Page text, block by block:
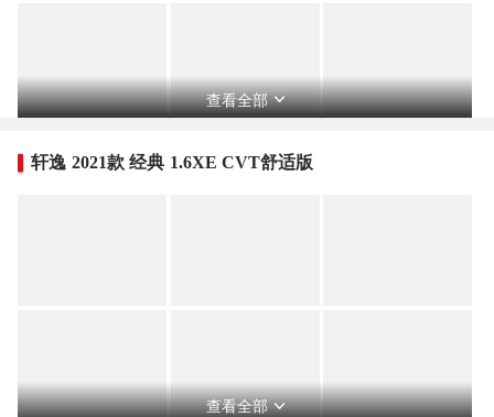
查看全部
轩逸 2021款 经典 1.6XE CVT舒适版
查看全部